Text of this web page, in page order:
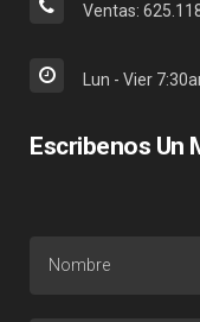
Ventas:
Lun - Vier
Escribenos Un